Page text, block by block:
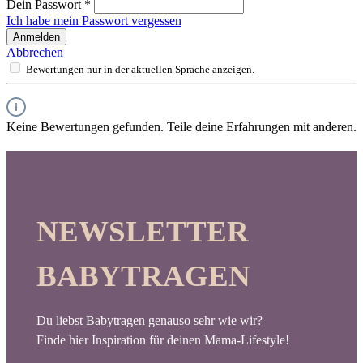
Dein Passwort *
Ich habe mein Passwort vergessen
Anmelden
Abbrechen
Bewertungen nur in der aktuellen Sprache anzeigen.
Keine Bewertungen gefunden. Teile deine Erfahrungen mit anderen.
NEWSLETTER
BABYTRAGEN
Du liebst Babytragen genauso sehr wie wir?
Finde hier Inspiration für deinen Mama-Lifestyle!